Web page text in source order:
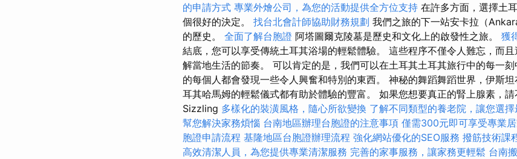
的申請方式 專業外燴公司，為您的活動提供全方位支持 在許多方面，選擇土
個很好的決定。 找台北會計師協助財務規劃 我們之旅的下一站安卡拉（
的歷史。 全面了解台胞證 阿塔圖爾克陵墓是歷史和文化上的啟發性之旅。 獲
結底，您可以享受傳統土耳其浴場的輕鬆體驗。 這些程序不僅令人難忘，而
解當地生活的節奏。 可以肯定的是，我們可以在土耳其土耳其旅行中的每一
的每個人都會發現一些令人興奮和特別的東西。 神秘的舞蹈舞蹈世界，伊斯
耳其哈馬姆的輕鬆儀式都有助於體驗的豐富。 如果您想要真正的腎上腺素，
Sizzling 多樣化的裝潢風格，隨心所欲變換 了解不同類型的養老院，讓您選擇
幫您解決家務煩惱 台南地區辦理台胞證的注意事項 僅需300元即可享受專業
胞證申請流程 基隆地區台胞證辦理流程 強化網站優化的SEO服務 撥筋技術課
高效清潔人員，為您提供專業清潔服務 完善的家事服務，讓家務更輕鬆 台南